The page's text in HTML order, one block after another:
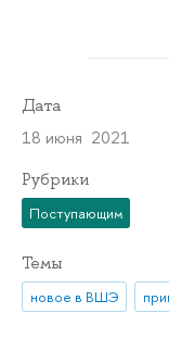
Дата
18 июня 2021
Рубрики
Поступающим
Темы
новое в ВШЭ